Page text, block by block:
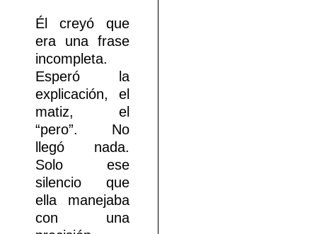
Él creyó que
era una frase
incompleta.
Esperó la
explicación, el
matiz, el
“pero”. No
llegó nada.
Solo ese
silencio que
ella manejaba
con una